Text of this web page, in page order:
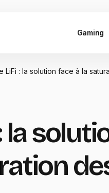
Gaming
LiFi : la solution face à la
la